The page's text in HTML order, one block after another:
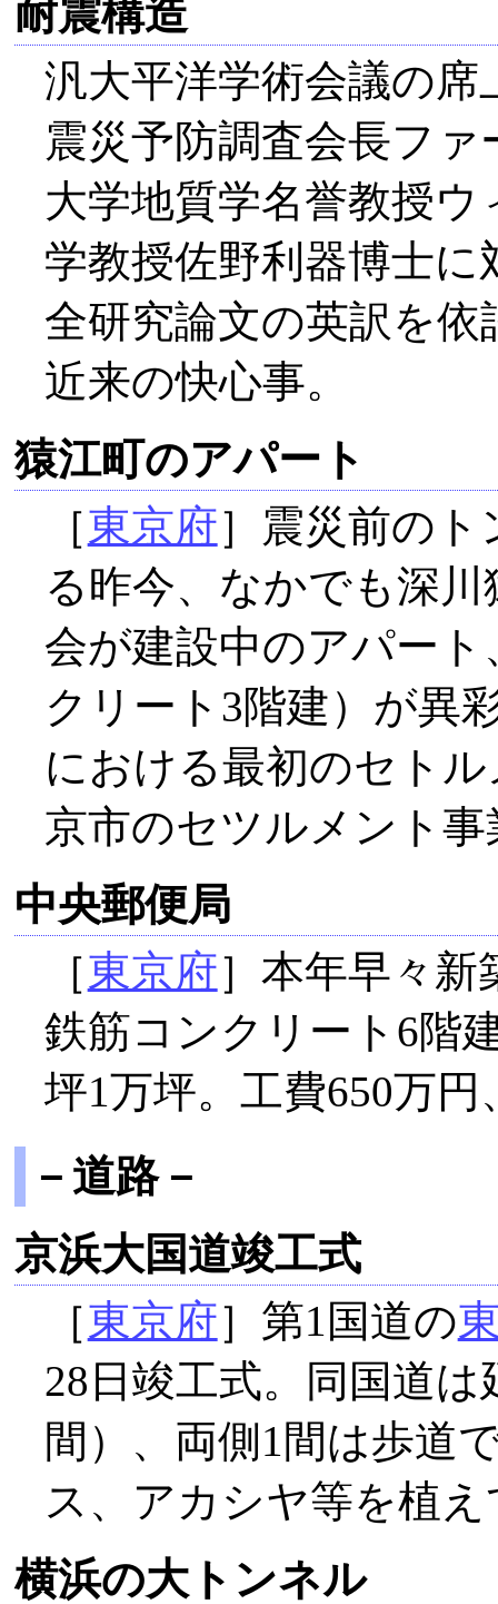
耐震構造
汎大平洋学術会議の
震災予防調査会長フ
大学地質学名誉教授
学教授佐野利器博士
全研究論文の英訳を
近来の快心事。
猿江町のアパート
［東京府］震災前の
る昨今、なかでも深
会が建設中のアパー
クリート3階建）が異
における最初のセト
京市のセツルメント
中央郵便局
［東京府］本年早々新
鉄筋コンクリート6階
坪1万坪。工費650万
－道路－
京浜大国道竣工式
［東京府］第1国道の
28日竣工式。同国道は
間）、両側1間は歩道
ス、アカシヤ等を植
横浜の大トンネル